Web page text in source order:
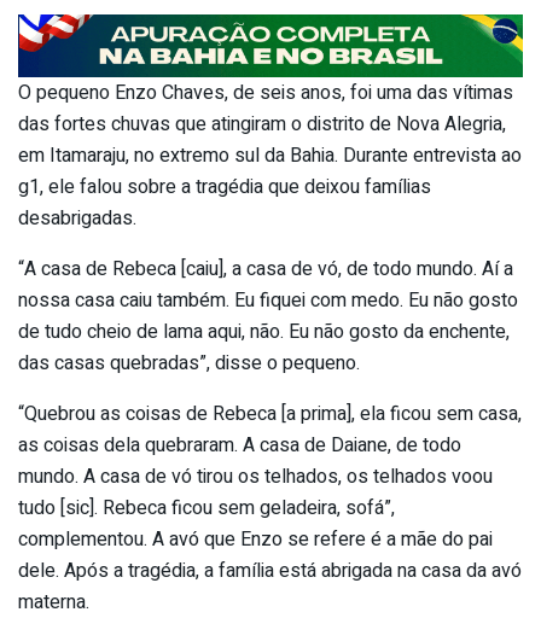
O pequeno Enzo Chaves, de seis anos, foi uma das vítimas
das fortes chuvas que atingiram o distrito de Nova Alegria,
em Itamaraju, no extremo sul da Bahia. Durante entrevista ao
g1, ele falou sobre a tragédia que deixou famílias
desabrigadas.
“A casa de Rebeca [caiu], a casa de vó, de todo mundo. Aí a
nossa casa caiu também. Eu fiquei com medo. Eu não gosto
de tudo cheio de lama aqui, não. Eu não gosto da enchente,
das casas quebradas”, disse o pequeno.
“Quebrou as coisas de Rebeca [a prima], ela ficou sem casa,
as coisas dela quebraram. A casa de Daiane, de todo
mundo. A casa de vó tirou os telhados, os telhados voou
tudo [sic]. Rebeca ficou sem geladeira, sofá”,
complementou. A avó que Enzo se refere é a mãe do pai
dele. Após a tragédia, a família está abrigada na casa da avó
materna.